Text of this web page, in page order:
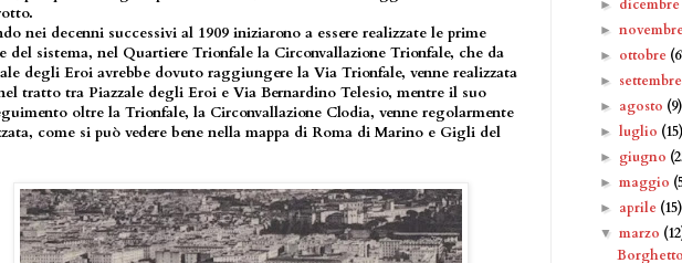
nei decenni successivi al 1909 iniziarono a essere realizzate le prime
del sistema, nel Quartiere Trionfale la Circonvallazione Trionfale, che da
degli Eroi avrebbe dovuto raggiungere la Via Trionfale, venne realizzata
tratto tra Piazzale degli Eroi e Via Bernardino Telesio, mentre il suo
oltre la Trionfale, la Circonvallazione Clodia, venne regolarmente
come si può vedere bene nella mappa di Roma di Marino e Gigli del
► dicembre
►
► ottobre
► settembre
► agosto (9)
►luglio (15)
► giugno
►maggio
► aprile (15)
▼marzo